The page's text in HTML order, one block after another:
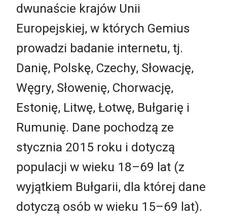
dwunaście krajów Unii
Europejskiej, w których Gemius
prowadzi badanie internetu, tj.
Danię, Polskę, Czechy, Słowację,
Węgry, Słowenię, Chorwację,
Estonię, Litwę, Łotwę, Bułgarię i
Rumunię. Dane pochodzą ze
stycznia 2015 roku i dotyczą
populacji w wieku 18–69 lat (z
wyjątkiem Bułgarii, dla której dane
dotyczą osób w wieku 15–69 lat).